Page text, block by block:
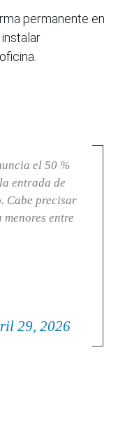
permanente en
el 50 %
entrada de
Cabe precisar
entre
29, 2026